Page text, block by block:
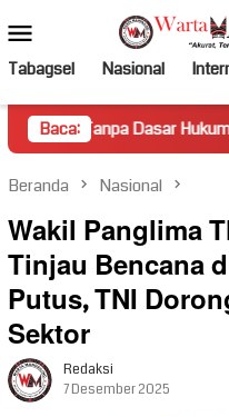
ke
kontenMobile
Tabagsel Nasional
Baca:
Dasar Hukum Picu Keresahan
Beranda Nasional
Wakil Panglima
Tinjau Bencana
Putus, TNI
Sektor
Redaksi
7 Desember 2025